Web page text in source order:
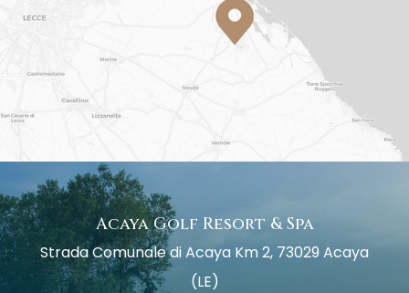
Acaya Golf Resort & Spa
Strada Comunale di Acaya Km 2, 73029 Acaya
(LE)